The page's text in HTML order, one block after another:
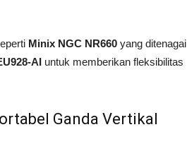
Minix NGC NR660 yang ditenagai
AI untuk memberikan fleksibilitas
Ganda Vertikal